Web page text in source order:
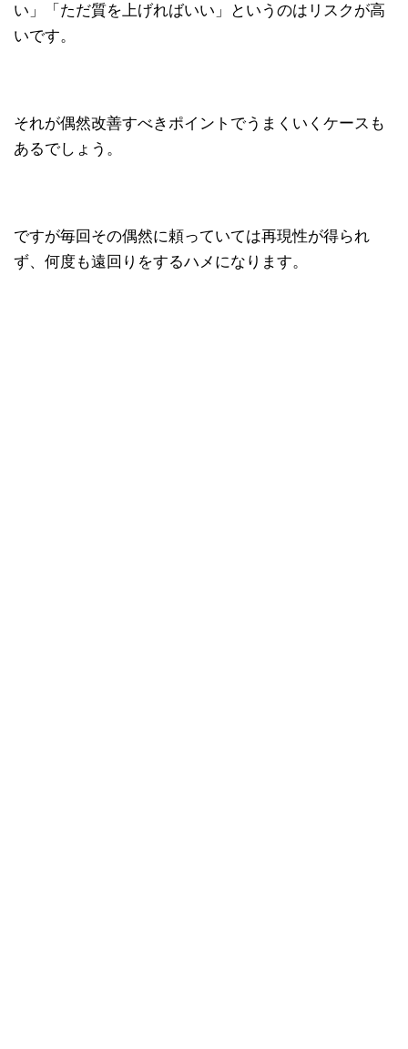
い」「ただ質を上げればいい」というのはリスクが高
いです。
それが偶然改善すべきポイントでうまくいくケースも
あるでしょう。
ですが毎回その偶然に頼っていては再現性が得られ
ず、何度も遠回りをするハメになります。